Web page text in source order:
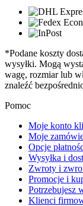
*Podane koszty
wysyłki. Mogą
wagę, rozmiar lub
znaleźć
Pomoc
Moje konto
Moje
Opcje
Wysyłka i
Zwroty i
Promocje i
Potrzebujesz
Klienci